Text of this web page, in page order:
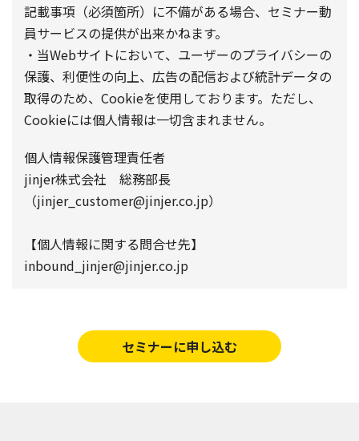
記載事項（必須箇所）に不備がある場合、セミナー動
員サービスの提供が出来かねます。
・当Webサイトにおいて、ユーザーのプライバシーの
保護、利便性の向上、広告の配信および統計データの
取得のため、Cookieを使用しております。ただし、
Cookieには個人情報は一切含まれません。
個人情報保護管理責任者
jinjer株式会社 総務部長
（jinjer_customer@jinjer.co.jp）
【個人情報に関する問合せ先】
inbound_jinjer@jinjer.co.jp
セミナーに申し込む